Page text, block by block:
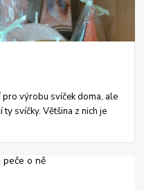
výrobu svíček doma, ale
svíčky. Většina z nich je